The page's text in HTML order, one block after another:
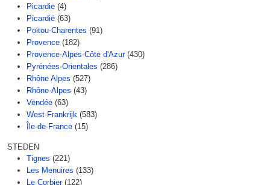
Picardie (4)
Picardië (63)
Poitou-Charentes (91)
Provence (182)
Provence-Alpes-Côte d'Azur (430)
Pyrénées-Orientales (286)
Rhône Alpes (527)
Rhône-Alpes (43)
Vendée (63)
West-Frankrijk (583)
Île-de-France (15)
STEDEN
Tignes (221)
Les Menuires (133)
Le Corbier (122)